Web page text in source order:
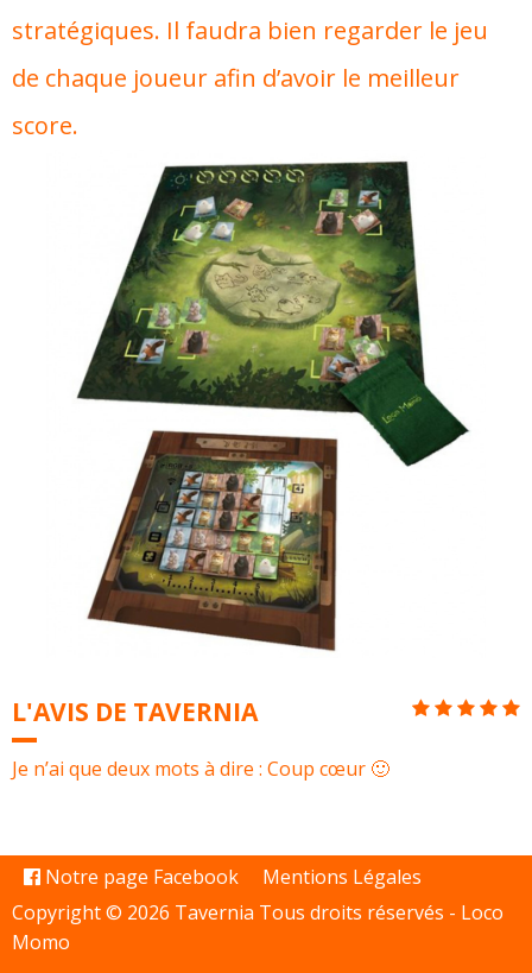
stratégiques. Il faudra bien regarder le jeu
de chaque joueur afin d’avoir le meilleur
score.
L'AVIS DE TAVERNIA
Je n’ai que deux mots à dire : Coup cœur 🙂
Notre page Facebook
Mentions Légales
Copyright © 2026 Tavernia Tous droits réservés - Loco
Momo